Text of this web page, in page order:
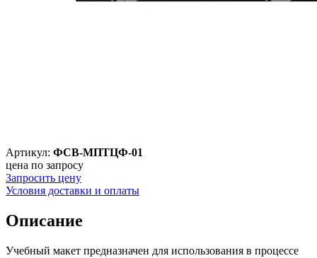
Артикул: ФСВ-МПТЦФ-01
цена по запросу
Запросить цену
Условия доставки и оплаты
Описание
Учебный макет предназначен для использования в процессе